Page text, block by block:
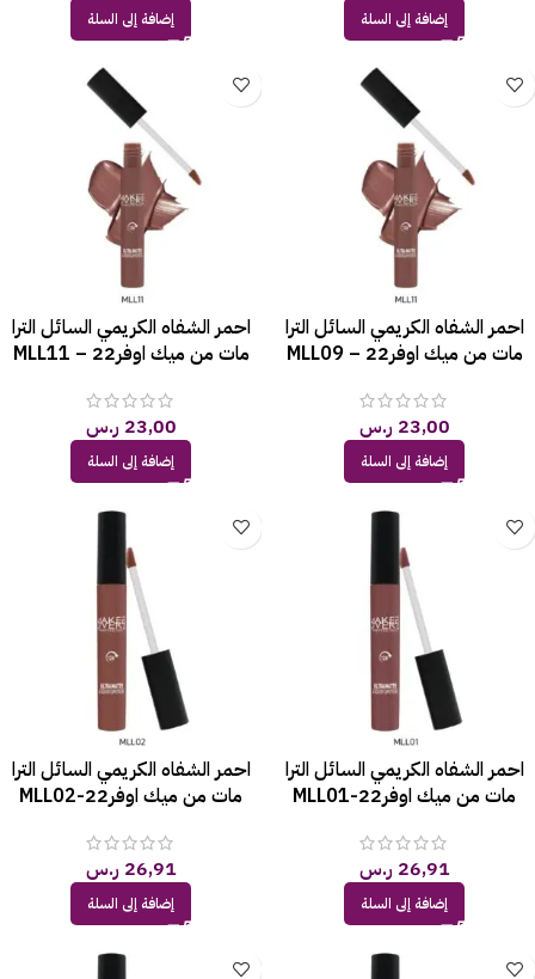
إضافة إلى السلة إضافة إلى السلة
احمر الشفاه الكريمي السائل الترا
مات من ميك اوفر22 – MLL09
23,00 ر.س
إضافة إلى السلة
احمر الشفاه الكريمي السائل الترا
مات من ميك اوفر22 – MLL11
23,00 ر.س
إضافة إلى السلة
احمر الشفاه الكريمي السائل الترا
مات من ميك اوفر22-MLL01
26,91 ر.س
إضافة إلى السلة
احمر الشفاه الكريمي السائل الترا
مات من ميك اوفر22-MLL02
26,91 ر.س
إضافة إلى السلة